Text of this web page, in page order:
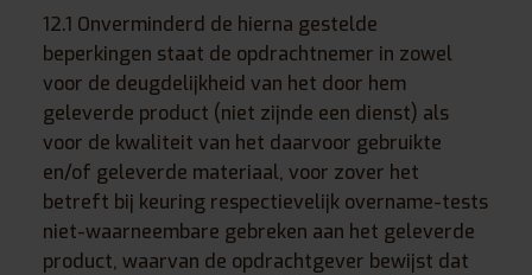
12.1 Onverminderd de hierna gestelde
beperkingen staat de opdrachtnemer in zowel
voor de deugdelijkheid van het door hem
geleverde product (niet zijnde een dienst) als
voor de kwaliteit van het daarvoor gebruikte
en/of geleverde materiaal, voor zover het
betreft bij keuring respectievelijk overname-tests
niet-waarneembare gebreken aan het geleverde
product, waarvan de opdrachtgever bewijst dat